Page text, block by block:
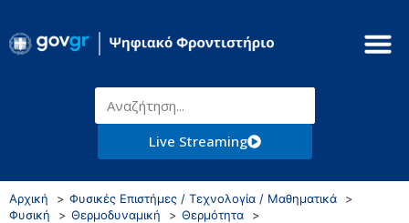
Live Streaming
Αρχική
Φυσικές Επιστήμες / Τεχνολογία / Μαθηματικά
Φυσική
Θερμοδυναμική
Θερμότητα